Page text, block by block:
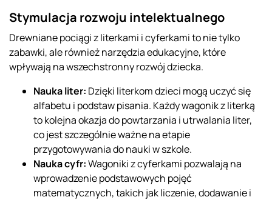
Stymulacja rozwoju intelektualnego
Drewniane pociągi z literkami i cyferkami to nie tylko
zabawki, ale również narzędzia edukacyjne, które
wpływają na wszechstronny rozwój dziecka.
Nauka liter: Dzięki literkom dzieci mogą uczyć się
alfabetu i podstaw pisania. Każdy wagonik z literką
to kolejna okazja do powtarzania i utrwalania liter,
co jest szczególnie ważne na etapie
przygotowywania do nauki w szkole.
Nauka cyfr:Wagoniki z cyferkami pozwalają na
wprowadzenie podstawowych pojęć
matematycznych, takich jak liczenie, dodawanie i